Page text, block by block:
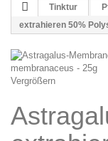
Tinktur
extrahieren 50%
Vergrößern